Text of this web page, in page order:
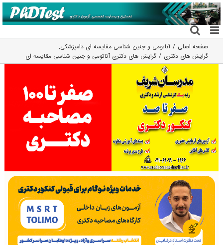
رفتن
به
محتوا
صفحه اصلی آناتومی و جنین شناسی مقایسه ای دامپزشکی,
گرایش های دکتری
گرایش های دکتری آﻧﺎﺗﻮمی و ﺟﻨﻴﻦ ﺷﻨﺎسی ﻣﻘﺎﻳﺴﻪ ای